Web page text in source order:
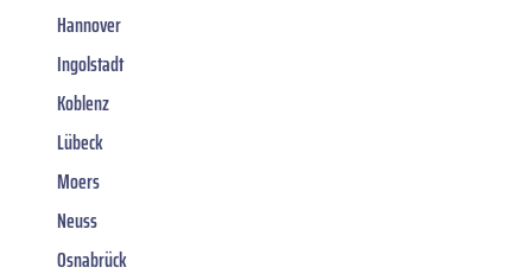
Hannover
Ingolstadt
Koblenz
Lübeck
Moers
Neuss
Osnabrück